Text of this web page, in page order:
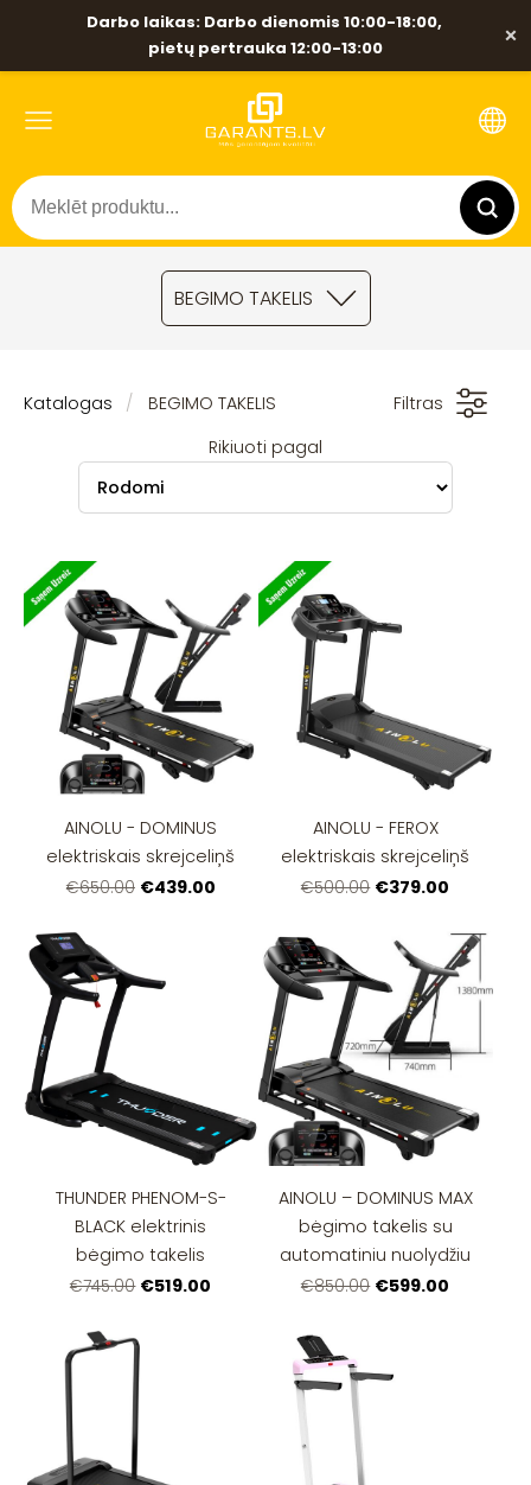
Darbo laikas: Darbo dienomis 10:00-18:00,
pietų pertrauka 12:00-13:00
×
BEGIMO TAKELIS
Katalogas BEGIMO TAKELIS
Filtras
Rikiuoti pagal
AINOLU - DOMINUS
elektriskais skrejceliņš
€650.00 €439.00
AINOLU - FEROX
elektriskais skrejceliņš
€500.00 €379.00
THUNDER PHENOM-S-
BLACK elektrinis
bėgimo takelis
€745.00 €519.00
AINOLU – DOMINUS MAX
bėgimo takelis su
automatiniu nuolydžiu
€850.00 €599.00